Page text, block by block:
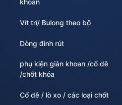
khoan
Vít trí/ Bulong theo bộ
Dòng đinh rút
phụ kiện giàn khoan /cổ dê
/chốt khóa
Cổ dê / lò xo / các loại chốt